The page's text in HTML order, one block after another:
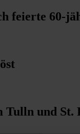
feierte 60-
Tulln und St.